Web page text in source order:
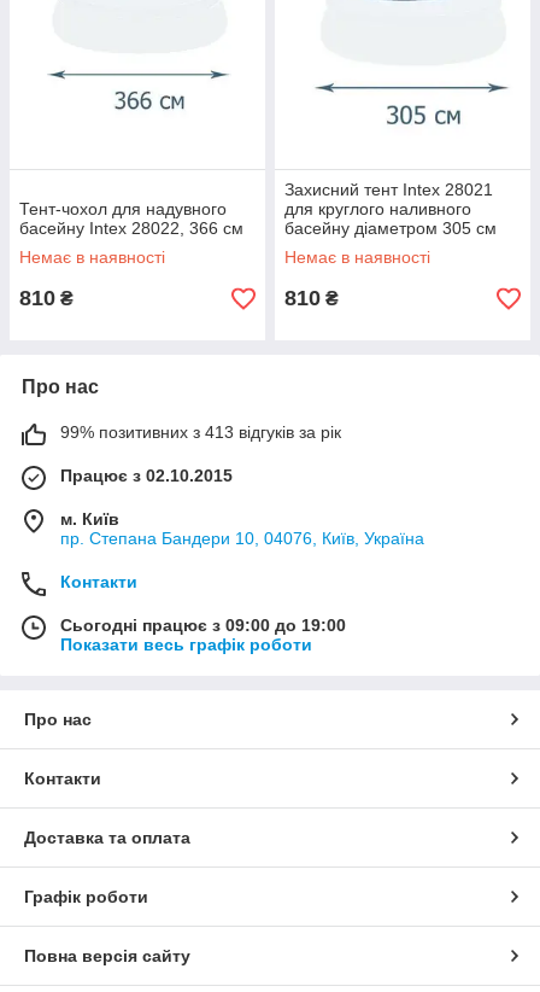
Тент-чохол для надувного
басейну Intex 28022, 366 см
Немає в наявності
810 ₴
Захисний тент Intex 28021
для круглого наливного
басейну діаметром 305 см
Немає в наявності
810 ₴
Про нас
99% позитивних з 413 відгуків за рік
Працює з 02.10.2015
м. Київ
пр. Степана Бандери 10, 04076, Київ, Україна
Контакти
Сьогодні працює з 09:00 до 19:00
Показати весь графік роботи
Про нас
Контакти
Доставка та оплата
Графік роботи
Повна версія сайту